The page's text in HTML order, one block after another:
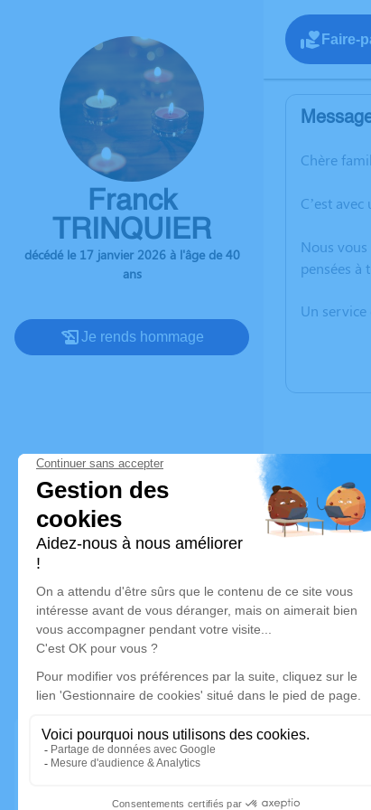
Franck
TRINQUIER
décédé le 17 janvier 2026 à l'âge de 40
ans
Je rends hommage
Faire-
Chère
C’est
Nous
pensées à
Un
Du mardi 20 janvier 2026 à 09h00 au lundi 26 janvier 2026